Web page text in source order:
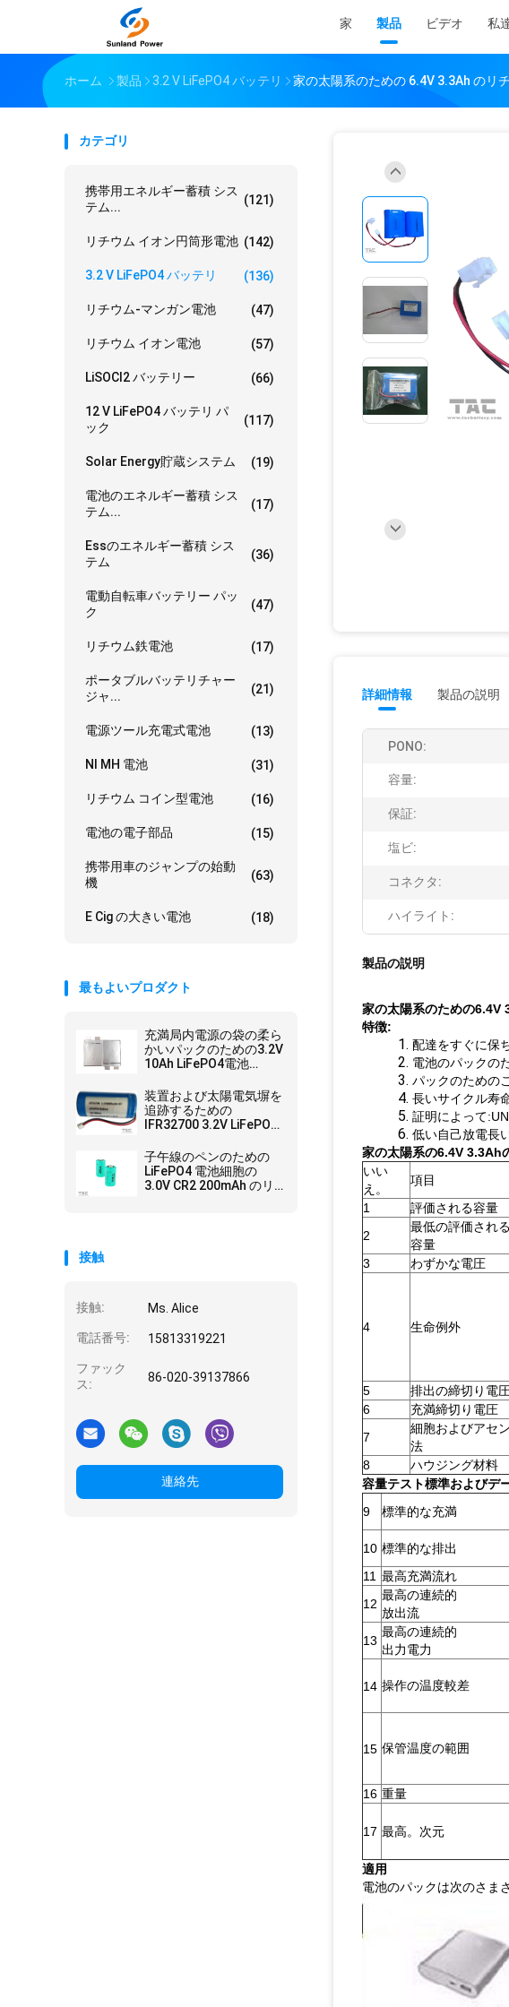
家 製品 ビデオ 私
ホーム 製品 3.2 V LiFePO4 バッテリ 家の太陽系のための 6.4V 3.3Ah のリ
カテゴリ
携帯用エネルギー蓄積 シス
テム...
(121)
リチウム イオン円筒形電池 (142)
3.2 V LiFePO4 バッテリ (136)
リチウム-マンガン電池 (47)
リチウム イオン電池 (57)
LiSOCl2 バッテリー (66)
12 V LiFePO4 バッテリ パ
ック
(117)
Solar Energy貯蔵システム (19)
電池のエネルギー蓄積 シス
テム...
(17)
Essのエネルギー蓄積 シス
テム
(36)
電動自転車バッテリー パッ
ク
(47)
リチウム鉄電池 (17)
ポータブルバッテリチャー
ジャ...
(21)
電源ツール充電式電池 (13)
NI MH 電池 (31)
リチウム コイン型電池 (16)
電池の電子部品 (15)
携帯用車のジャンプの始動
機
(63)
E Cig の大きい電池 (18)
最もよいプロダクト
充満局内電源の袋の柔ら
かいパックのための3.2V
10Ah LiFePO4電池
装置および太陽電気塀を
追跡するための
IFR32700 3.2V LiFePO4
子午線のペンのための
LiFePO4 電池細胞の
3.0V CR2 200mAh のリ
接触
接触: Ms. Alice
電話番号: 15813319221
ファック
ス:
86-020-39137866
連絡先
詳細情報 製品の説明
PONO:
容量:
保証:
塩ビ:
コネクタ:
ハイライト:
製品の説明
家の太陽系のための6.4V
特徴:
1. 配達をすぐに保
2. 電池のパックの
3. パックのための
4. 長いサイクル寿
5. 証明によって
6. 低い自己放電長
家の太陽系の6.4V 3.3Ah
いい
え。
項目
1
評価される容量
2
最低の評価される
容量
3
わずかな電圧
4 生命例外
5
排出の締切り電
6
充満締切り電圧
7
細胞およびアセ
法
8
ハウジング材料
容量テスト標準およびデ
9
標準的な充満
10 標準的な排出
11 最高充満流れ
12
最高の連続的
放出流
13
最高の連続的
出力電力
14 操作の温度較差
15 保管温度の範囲
16 重量
17 最高。次元
適用
電池のパックは次のさま